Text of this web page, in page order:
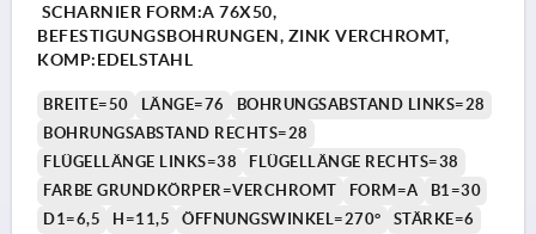
SCHARNIER FORM:A 76X50,
BEFESTIGUNGSBOHRUNGEN, ZINK VERCHROMT,
KOMP:EDELSTAHL
BREITE=50 LÄNGE=76
BOHRUNGSABSTAND LINKS=28
BOHRUNGSABSTAND RECHTS=28
FLÜGELLÄNGE LINKS=38
FLÜGELLÄNGE RECHTS=38
FARBE GRUNDKÖRPER=VERCHROMT
FORM=A
B1=30
D1=6,5
H=11,5 ÖFFNUNGSWINKEL=270°
STÄRKE=6